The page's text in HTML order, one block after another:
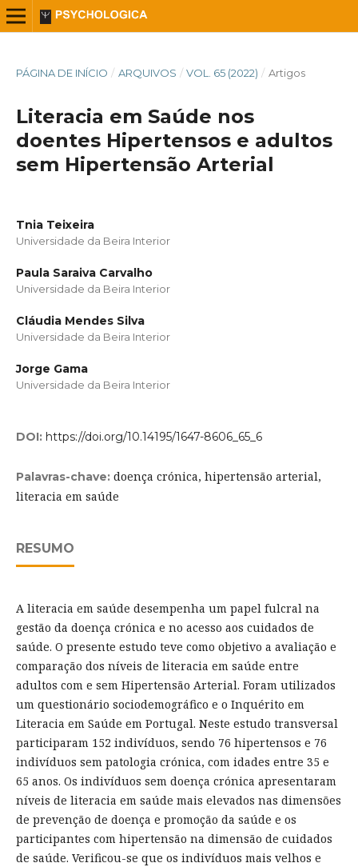
PÁGINA DE INÍCIO / ARQUIVOS / VOL. 65 (2022) / Artigos
Literacia em Saúde nos
doentes Hipertensos e adultos
sem Hipertensão Arterial
Tnia Teixeira
Universidade da Beira Interior
Paula Saraiva Carvalho
Universidade da Beira Interior
Cláudia Mendes Silva
Universidade da Beira Interior
Jorge Gama
Universidade da Beira Interior
DOI: https://doi.org/10.14195/1647-8606_65_6
Palavras-chave: doença crónica, hipertensão arterial,
literacia em saúde
RESUMO
A literacia em saúde desempenha um papel fulcral na
gestão da doença crónica e no acesso aos cuidados de
saúde. O presente estudo teve como objetivo a avaliação e
comparação dos níveis de literacia em saúde entre
adultos com e sem Hipertensão Arterial. Foram utilizados
um questionário sociodemográfico e o Inquérito em
Literacia em Saúde em Portugal. Neste estudo transversal
participaram 152 indivíduos, sendo 76 hipertensos e 76
indivíduos sem patologia crónica, com idades entre 35 e
65 anos. Os indivíduos sem doença crónica apresentaram
níveis de literacia em saúde mais elevados nas dimensões
de prevenção de doença e promoção da saúde e os
participantes com hipertensão na dimensão de cuidados
de saúde. Verificou-se que os indivíduos mais velhos e